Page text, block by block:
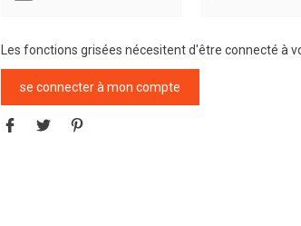
Les fonctions grisées nécesitent d'être connecté à
se connecter à mon compte